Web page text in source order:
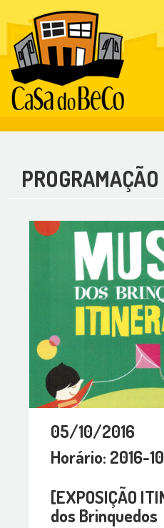
PROGRAMAÇÃO
05/10/2016
Horário: 2016-
[EXPOSIÇÃO
dos Brinquedos